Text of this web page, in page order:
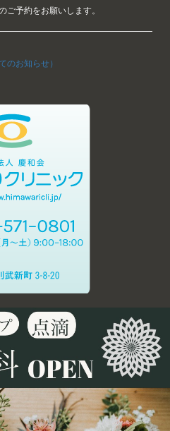
ご予約をお願いします。
のお知らせ）